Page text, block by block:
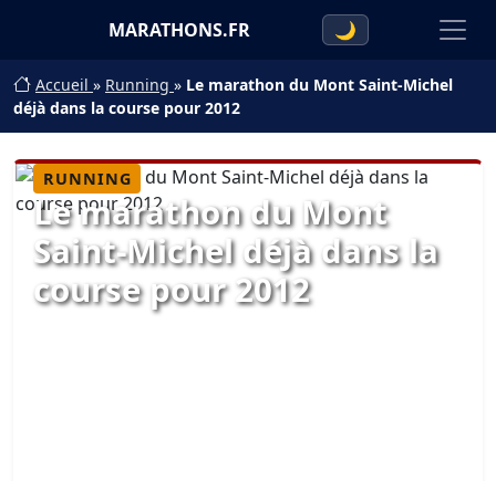
MARATHONS.FR 🌙
Accueil » Running » Le marathon du Mont Saint-Michel
déjà dans la course pour 2012
RUNNING
Le marathon du Mont
Saint-Michel déjà dans la
course pour 2012